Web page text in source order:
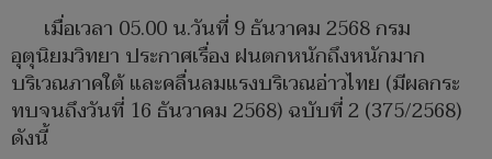
เมื่อเวลา 05.00 น.วันที่ 9 ธันวาคม 2568 กรม
อุตุนิยมวิทยา ประกาศเรื่อง ฝนตกหนักถึงหนักมาก
บริเวณภาคใต้ และคลื่นลมแรงบริเวณอ่าวไทย (มีผลกระ
ทบจนถึงวันที่ 16 ธันวาคม 2568) ฉบับที่ 2 (375/2568)
ดังนี้